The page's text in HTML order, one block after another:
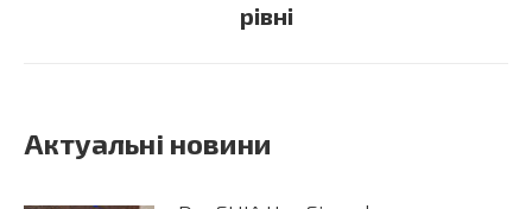
рівні
Актуальні новини